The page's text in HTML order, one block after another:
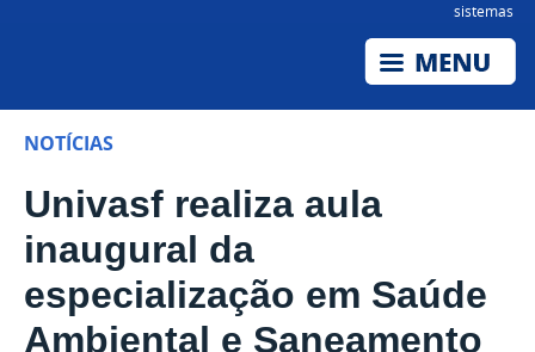
sistemas
NOTÍCIAS
Univasf realiza aula
inaugural da
especialização em Saúde
Ambiental e Saneamento